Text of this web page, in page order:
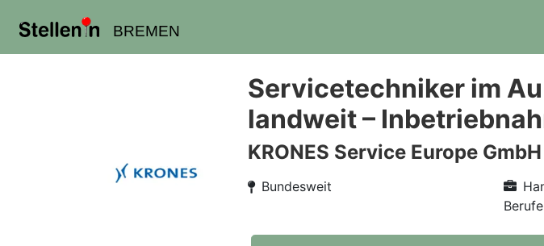
BREMEN
Servicetechniker im
landweit –
KRONES Service Europe GmbH
Bundesweit
Berufe